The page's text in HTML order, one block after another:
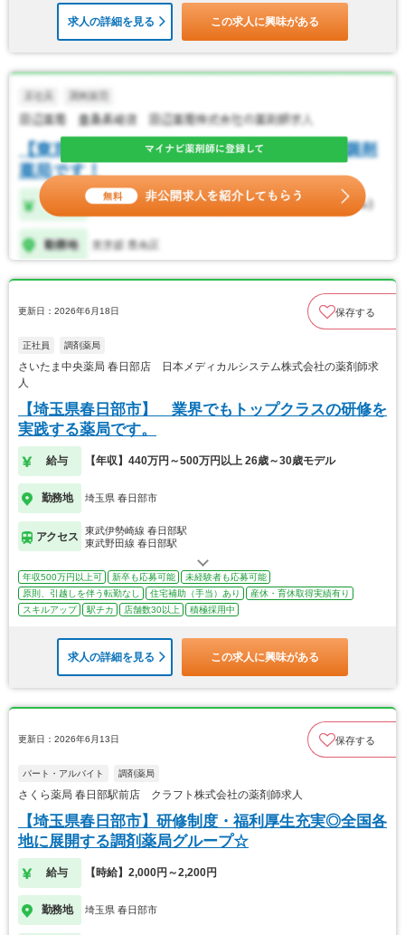
求人の詳細を見る この求人に興味がある
更新日：2026年6月18日 保存する
正社員 調剤薬局
さいたま中央薬局 春日部店 日本メディカルシステム株式会社の薬剤師求
人
【埼玉県春日部市】 業界でもトップクラスの研修を
実践する薬局です。
給与 【年収】440万円～500万円以上 26歳～30歳モデル
勤務地 埼玉県 春日部市
アクセス
東武伊勢崎線 春日部駅
東武野田線 春日部駅
年収500万円以上可 新卒も応募可能
未経験者も応募可能
原則、引越しを伴う転勤なし
住宅補助（手当）あり
産休・育休取得実績有り
スキルアップ
駅チカ 店舗数30以上 積極採用中
求人の詳細を見る この求人に興味がある
更新日：2026年6月13日 保存する
パート・アルバイト 調剤薬局
さくら薬局 春日部駅前店 クラフト株式会社の薬剤師求人
【埼玉県春日部市】研修制度・福利厚生充実◎全国各
地に展開する調剤薬局グループ☆
給与 【時給】2,000円～2,200円
勤務地 埼玉県 春日部市